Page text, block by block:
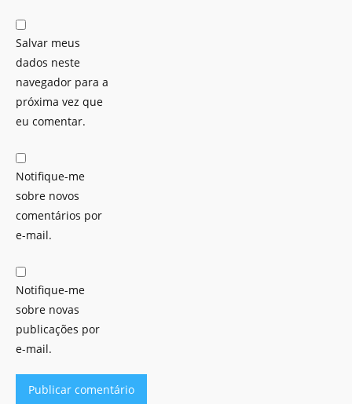
Salvar meus
dados neste
navegador para a
próxima vez que
eu comentar.
Notifique-me
sobre novos
comentários por
e-mail.
Notifique-me
sobre novas
publicações por
e-mail.